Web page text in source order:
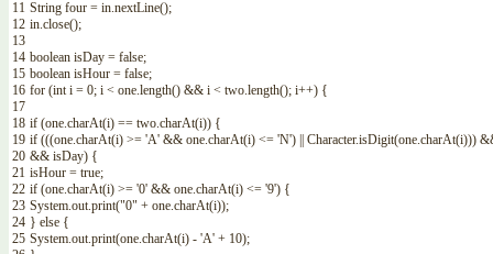
11
12
13
14
15
16
17
18
19
20
21
22
23
24
25
String four = in.nextLine();
in.close();
boolean isDay = false;
boolean isHour = false;
for (int i = 0; i < one.length() && i < two.length(); i++) {
if (one.charAt(i) == two.charAt(i)) {
if (((one.charAt(i) >= 'A' && one.charAt(i) <= 'N') Character.isDigit(one.charAt(i)))
&& isDay) {
isHour = true;
if (one.charAt(i) >= '0' && one.charAt(i) <= '9') {
System.out.print("0" + one.charAt(i));
} else {
System.out.print(one.charAt(i) - 'A' + 10);